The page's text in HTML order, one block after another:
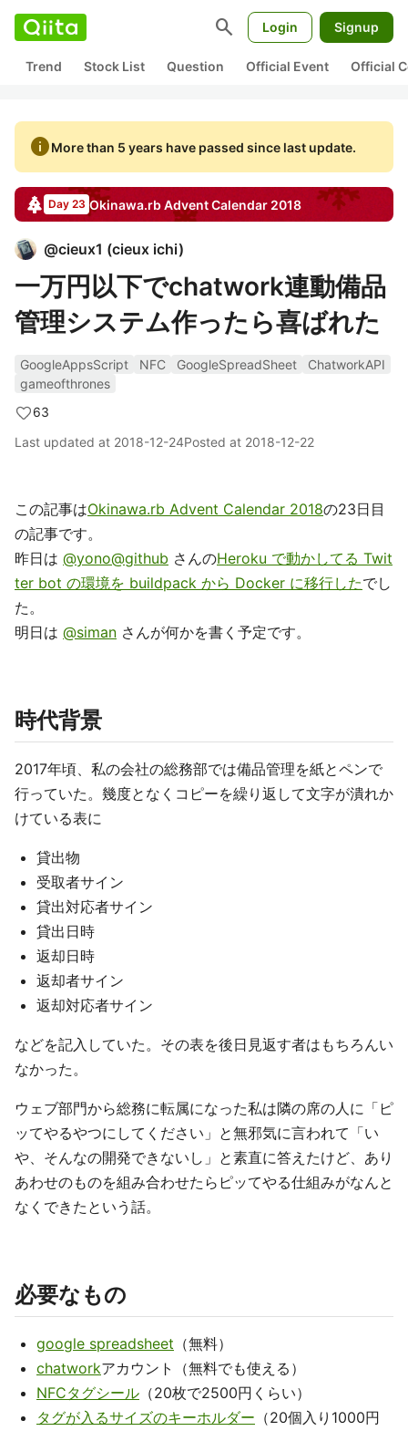
search Login Signup
Trend Stock List Question Official Event Official
infoMore than 5 years have passed since last update.
Day 23 Okinawa.rbAdvent Calendar 2018
@cieux1 (cieux ichi)
一万円以下でchatwork連動備品
管理システム作ったら喜ばれた
GoogleAppsScript NFC GoogleSpreadSheet
ChatworkAPI
gameofthrones
63
Last updated at 2018-12-24Posted at 2018-12-22
この記事はOkinawa.rb Advent Calendar 2018の23日目
の記事です。
昨日は @yono@github さんのHeroku で動かしてる Twit
ter bot の環境を buildpack から Docker に移行したでし
た。
明日は @siman さんが何かを書く予定です。
時代背景
2017年頃、私の会社の総務部では備品管理を紙とペンで
行っていた。幾度となくコピーを繰り返して文字が潰れか
けている表に
貸出物
受取者サイン
貸出対応者サイン
貸出日時
返却日時
返却者サイン
返却対応者サイン
などを記入していた。その表を後日見返す者はもちろんい
なかった。
ウェブ部門から総務に転属になった私は隣の席の人に「ピ
ッてやるやつにしてください」と無邪気に言われて「い
や、そんなの開発できないし」と素直に答えたけど、あり
あわせのものを組み合わせたらピッてやる仕組みがなんと
なくできたという話。
必要なもの
google spreadsheet （無料）
chatworkアカウント（無料でも使える）
NFCタグシール （20枚で2500円くらい）
タグが入るサイズのキーホルダー （20個入り1000円